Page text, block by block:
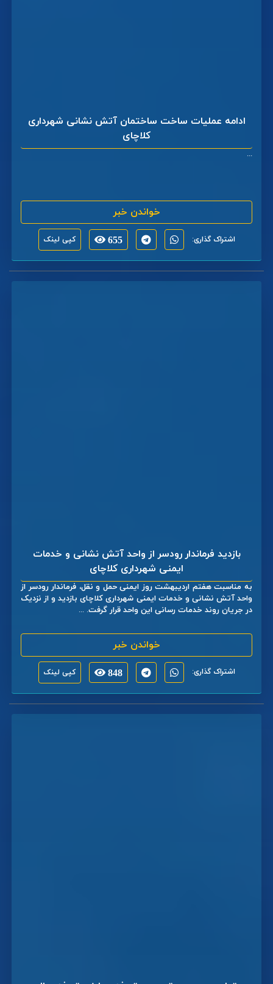
ادامه عملیات ساخت ساختمان آتش نشانی شهرداری
کلاچای
...
خواندن خبر
اشتراک گذاری: 655 کپی لینک
بازدید فرماندار رودسر از واحد آتش نشانی و خدمات
ایمنی شهرداری کلاچای
به مناسبت هفتم اردیبهشت روز ایمنی حمل و نقل، فرماندار رودسر از
واحد آتش نشانی و خدمات ایمنی شهرداری کلاچای بازدید و از نزدیک
در جریان روند خدمات رسانی این واحد قرار گرفت. ...
خواندن خبر
اشتراک گذاری: 848 کپی لینک